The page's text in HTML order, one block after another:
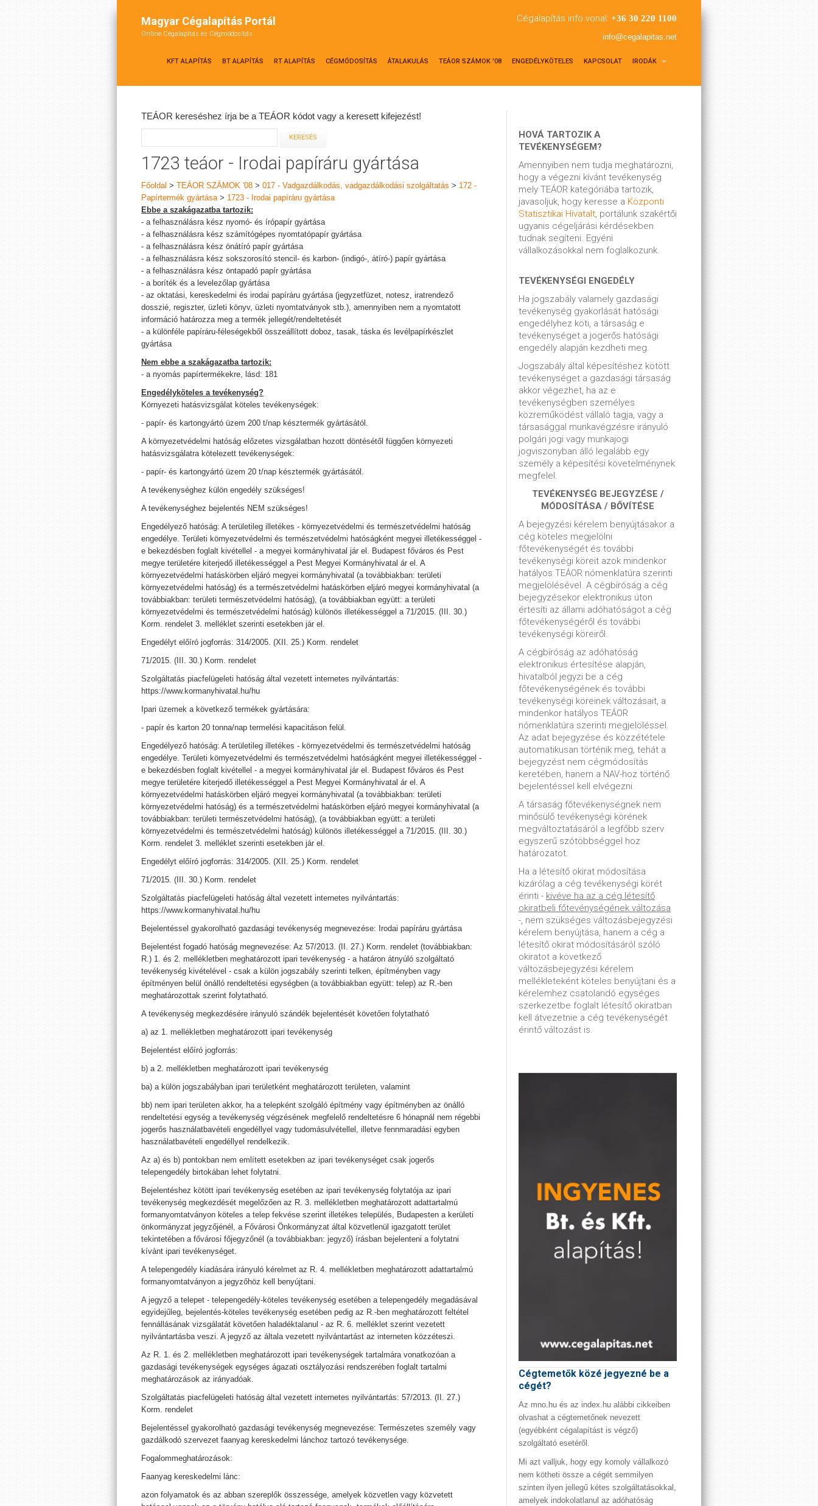
Magyar Cégalapítás Portál
Online Cégalapítás és Cégmódosítás
Cégalapítás info vonal: +36 30 220 1100
info@cegalapitas.net
KFT ALAPÍTÁS BT ALAPÍTÁS RT ALAPÍTÁS CÉGMÓDOSÍTÁS ÁTALAKULÁS TEÁOR SZÁMOK '08 ENGEDÉLYKÖTELES KAPCSOLAT IRODÁK
TEÁOR kereséshez írja be a TEÁOR kódot vagy a keresett kifejezést!
1723 teáor - Irodai papíráru gyártása
Főoldal > TEÁOR SZÁMOK '08 > 017 - Vadgazdálkodás, vadgazdálkodási szolgáltatás > 172 -
Papírtermék gyártása> 1723 - Irodai papíráru gyártása
Ebbe a szakágazatba tartozik:
- a felhasználásra kész nyomó- és írópapír gyártása
- a felhasználásra kész számítógépes nyomtatópapír gyártása
- a felhasználásra kész önátíró papír gyártása
- a felhasználásra kész sokszorosító stencil- és karbon- (indigó-, átíró-) papír gyártása
- a felhasználásra kész öntapadó papír gyártása
- a boríték és a levelezőlap gyártása
- az oktatási, kereskedelmi és irodai papíráru gyártása (jegyzetfüzet, notesz, iratrendező
dosszié, regiszter, üzleti könyv, üzleti nyomtatványok stb.), amennyiben nem a nyomtatott
információ határozza meg a termék jellegét/rendeltetését
- a különféle papíráru-féleségekből összeállított doboz, tasak, táska és levélpapírkészlet
gyártása
Nem ebbe a szakágazatba tartozik:
- a nyomás papírtermékekre, lásd: 181
Engedélyköteles a tevékenység?
Környezeti hatásvizsgálat köteles tevékenységek:
- papír- és kartongyártó üzem 200 t/nap késztermék gyártásától.
A környezetvédelmi hatóság előzetes vizsgálatban hozott döntésétől függően környezeti
hatásvizsgálatra kötelezett tevékenységek:
- papír- és kartongyártó üzem 20 t/nap késztermék gyártásától.
A tevékenységhez külön engedély szükséges!
A tevékenységhez bejelentés NEM szükséges!
Engedélyező hatóság: A területileg illetékes - környezetvédelmi és természetvédelmi hatóság
engedélye. Területi környezetvédelmi és természetvédelmi hatóságként megyei illetékességgel -
e bekezdésben foglalt kivétellel - a megyei kormányhivatal jár el. Budapest főváros és Pest
megye területére kiterjedő illetékességgel a Pest Megyei Kormányhivatal ár el. A
környezetvédelmi hatáskörben eljáró megyei kormányhivatal (a továbbiakban: területi
környezetvédelmi hatóság) és a természetvédelmi hatáskörben eljáró megyei kormányhivatal (a
továbbiakban: területi természetvédelmi hatóság), (a továbbiakban együtt: a területi
környezetvédelmi és természetvédelmi hatóság) különös illetékességgel a 71/2015. (III. 30.)
Korm. rendelet 3. melléklet szerinti esetekben jár el.
Engedélyt előíró jogforrás: 314/2005. (XII. 25.) Korm. rendelet
71/2015. (III. 30.) Korm. rendelet
Szolgáltatás piacfelügeleti hatóság által vezetett internetes nyilvántartás:
https://www.kormanyhivatal.hu/hu
Ipari üzemek a következő termékek gyártására:
- papír és karton 20 tonna/nap termelési kapacitáson felül.
Engedélyező hatóság: A területileg illetékes - környezetvédelmi és természetvédelmi hatóság
engedélye. Területi környezetvédelmi és természetvédelmi hatóságként megyei illetékességgel -
e bekezdésben foglalt kivétellel - a megyei kormányhivatal jár el. Budapest főváros és Pest
megye területére kiterjedő illetékességgel a Pest Megyei Kormányhivatal ár el. A
környezetvédelmi hatáskörben eljáró megyei kormányhivatal (a továbbiakban: területi
környezetvédelmi hatóság) és a természetvédelmi hatáskörben eljáró megyei kormányhivatal (a
továbbiakban: területi természetvédelmi hatóság), (a továbbiakban együtt: a területi
környezetvédelmi és természetvédelmi hatóság) különös illetékességgel a 71/2015. (III. 30.)
Korm. rendelet 3. melléklet szerinti esetekben jár el.
Engedélyt előíró jogforrás: 314/2005. (XII. 25.) Korm. rendelet
71/2015. (III. 30.) Korm. rendelet
Szolgáltatás piacfelügeleti hatóság által vezetett internetes nyilvántartás:
https://www.kormanyhivatal.hu/hu
Bejelentéssel gyakorolható gazdasági tevékenység megnevezése: Irodai papíráru gyártása
Bejelentést fogadó hatóság megnevezése: Az 57/2013. (II. 27.) Korm. rendelet (továbbiakban:
R.) 1. és 2. mellékletben meghatározott ipari tevékenység - a határon átnyúló szolgáltató
tevékenység kivételével - csak a külön jogszabály szerinti telken, építményben vagy
építményen belül önálló rendeltetési egységben (a továbbiakban együtt: telep) az R.-ben
meghatározottak szerint folytatható.
A tevékenység megkezdésére irányuló szándék bejelentését követően folytatható
a) az 1. mellékletben meghatározott ipari tevékenység
Bejelentést előíró jogforrás:
b) a 2. mellékletben meghatározott ipari tevékenység
ba) a külön jogszabályban ipari területként meghatározott területen, valamint
bb) nem ipari területen akkor, ha a telepként szolgáló építmény vagy építményben az önálló
rendeltetési egység a tevékenység végzésének megfelelő rendeltetésre 6 hónapnál nem régebbi
jogerős használatbavételi engedéllyel vagy tudomásulvétellel, illetve fennmaradási egyben
használatbavételi engedéllyel rendelkezik.
Az a) és b) pontokban nem említett esetekben az ipari tevékenységet csak jogerős
telepengedély birtokában lehet folytatni.
Bejelentéshez kötött ipari tevékenység esetében az ipari tevékenység folytatója az ipari
tevékenység megkezdését megelőzően az R. 3. mellékletben meghatározott adattartalmú
formanyomtatványon köteles a telep fekvése szerint illetékes település, Budapesten a kerületi
önkormányzat jegyzőjénél, a Fővárosi Önkormányzat által közvetlenül igazgatott terület
tekintetében a fővárosi főjegyzőnél (a továbbiakban: jegyző) írásban bejelenteni a folytatni
kívánt ipari tevékenységet.
A telepengedély kiadására irányuló kérelmet az R. 4. mellékletben meghatározott adattartalmú
formanyomtatványon a jegyzőhöz kell benyújtani.
A jegyző a telepet - telepengedély-köteles tevékenység esetében a telepengedély megadásával
egyidejűleg, bejelentés-köteles tevékenység esetében pedig az R.-ben meghatározott feltétel
fennállásának vizsgálatát követően haladéktalanul - az R. 6. melléklet szerint vezetett
nyilvántartásba veszi. A jegyző az általa vezetett nyilvántartást az interneten közzéteszi.
Az R. 1. és 2. mellékletben meghatározott ipari tevékenységek tartalmára vonatkozóan a
gazdasági tevékenységek egységes ágazati osztályozási rendszerében foglalt tartalmi
meghatározások az irányadóak.
Szolgáltatás piacfelügeleti hatóság által vezetett internetes nyilvántartás: 57/2013. (II. 27.)
Korm. rendelet
Bejelentéssel gyakorolható gazdasági tevékenység megnevezése: Természetes személy vagy
gazdálkodó szervezet faanyag kereskedelmi lánchoz tartozó tevékenysége.
Fogalommeghatározások:
Faanyag kereskedelmi lánc:
azon folyamatok és az abban szereplők összessége, amelyek közvetlen vagy közvetett
HOVÁ TARTOZIK A
TEVÉKENYSÉGEM?
Amennyiben nem tudja meghatározni,
hogy a végezni kívánt tevékenység
mely TEÁOR kategóriába tartozik,
javasoljuk, hogy keresse a Központi
Statisztikai Hivatalt, portálunk szakértői
ugyanis cégeljárási kérdésekben
tudnak segíteni. Egyéni
vállalkozásokkal nem foglalkozunk.
TEVÉKENYSÉGI ENGEDÉLY
Ha jogszabály valamely gazdasági
tevékenység gyakorlását hatósági
engedélyhez köti, a társaság e
tevékenységet a jogerős hatósági
engedély alapján kezdheti meg.
Jogszabály által képesítéshez kötött
tevékenységet a gazdasági társaság
akkor végezhet, ha az e
tevékenységben személyes
közreműködést vállaló tagja, vagy a
társasággal munkavégzésre irányuló
polgári jogi vagy munkajogi
jogviszonyban álló legalább egy
személy a képesítési követelménynek
megfelel.
TEVÉKENYSÉG BEJEGYZÉSE /
MÓDOSÍTÁSA / BŐVÍTÉSE
A bejegyzési kérelem benyújtásakor a
cég köteles megjelölni
főtevékenységét és további
tevékenységi köreit azok mindenkor
hatályos TEÁOR nómenklatúra szerinti
megjelölésével. A cégbíróság a cég
bejegyzésekor elektronikus úton
értesíti az állami adóhatóságot a cég
főtevékenységéről és további
tevékenységi köreiről.
A cégbíróság az adóhatóság
elektronikus értesítése alapján,
hivatalból jegyzi be a cég
főtevékenységének és további
tevékenységi köreinek változásait, a
mindenkor hatályos TEÁOR
nómenklatúra szerinti megjelöléssel.
Az adat bejegyzése és közzététele
automatikusan történik meg, tehát a
bejegyzést nem cégmódosítás
keretében, hanem a NAV-hoz történő
bejelentéssel kell elvégezni.
A társaság főtevékenységnek nem
minősülő tevékenységi körének
megváltoztatásáról a legfőbb szerv
egyszerű szótöbbséggel hoz
határozatot.
Ha a létesítő okirat módosítása
kizárólag a cég tevékenységi körét
érinti - kivéve ha az a cég létesítő
okiratbeli főtevénységének változása
-, nem szükséges változásbejegyzési
kérelem benyújtása, hanem a cég a
létesítő okirat módosításáról szóló
okiratot a következő
változásbejegyzési kérelem
mellékleteként köteles benyújtani és a
kérelemhez csatolandó egységes
szerkezetbe foglalt létesítő okiratban
kell átvezetnie a cég tevékenységét
érintő változást is.
Cégtemetők közé jegyezné be a
cégét?
Az mno.hu és az index.hu alábbi cikkeiben
olvashat a cégtemetőnek nevezett
(egyébként cégalapítást is végző)
szolgáltató esetéről.
Mi azt valljuk, hogy egy komoly vállalkozó
nem kötheti össze a cégét semmilyen
szinten ilyen jellegű kétes szolgáltatásokkal,
amelyek indokolatlanul az adóhatóság